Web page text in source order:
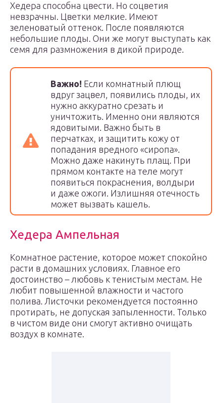
Хедера способна цвести. Но соцветия
невзрачны. Цветки мелкие. Имеют
зеленоватый оттенок. После появляются
небольшие плоды. Они же могут выступать как
семя для размножения в дикой природе.
Важно! Если комнатный плющ
вдруг зацвел, появились плоды, их
нужно аккуратно срезать и
уничтожить. Именно они являются
ядовитыми. Важно быть в
перчатках, и защитить кожу от
попадания вредного «сиропа».
Можно даже накинуть плащ. При
прямом контакте на теле могут
появиться покраснения, волдыри
и даже ожоги. Излишняя отечность
может вызвать кашель.
Хедера Ампельная
Комнатное растение, которое может спокойно
расти в домашних условиях. Главное его
достоинство – любовь к тенистым местам. Не
любит повышенной влажности и частого
полива. Листочки рекомендуется постоянно
протирать, не допуская запыленности. Только
в чистом виде они смогут активно очищать
воздух в комнате.